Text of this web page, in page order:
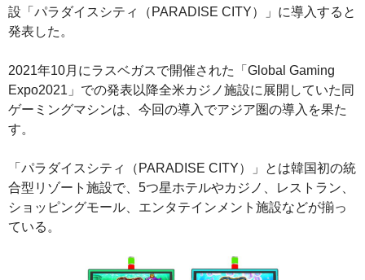
設「パラダイスシティ（PARADISE CITY）」に導入すると
発表した。
2021年10月にラスベガスで開催された「Global Gaming
Expo2021」での発表以降全米カジノ施設に展開していた同
ゲーミングマシンは、今回の導入でアジア圏の導入を果た
す。
「パラダイスシティ（PARADISE CITY）」とは韓国初の統
合型リゾート施設で、5つ星ホテルやカジノ、レストラン、
ショッピングモール、エンタテインメント施設などが揃っ
ている。